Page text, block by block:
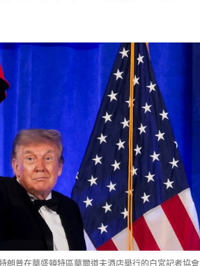
朗普在華盛頓特區華爾道夫酒店舉行的白宮記者協會